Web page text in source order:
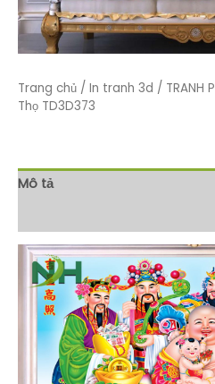
Trang chủ / In tranh 3d / TRANH
Thọ TD3D373
Mô tả